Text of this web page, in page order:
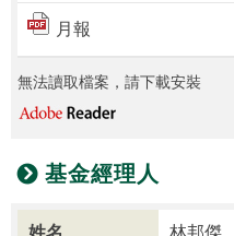
月報
無法讀取檔案，請下載安裝
基金經理人
姓名 林邦傑